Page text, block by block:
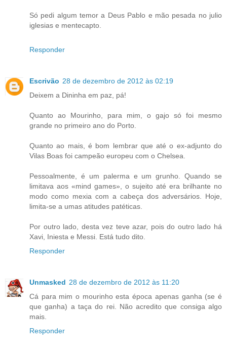
Só pedi algum temor a Deus Pablo e mão pesada no julio
iglesias e mentecapto.
Responder
Escrivão 28 de dezembro de 2012 às 02:19
Deixem a Dininha em paz, pá!
Quanto ao Mourinho, para mim, o gajo só foi mesmo
grande no primeiro ano do Porto.
Quanto ao mais, é bom lembrar que até o ex-adjunto do
Vilas Boas foi campeão europeu com o Chelsea.
Pessoalmente, é um palerma e um grunho. Quando se
limitava aos «mind games», o sujeito até era brilhante no
modo como mexia com a cabeça dos adversários. Hoje,
limita-se a umas atitudes patéticas.
Por outro lado, desta vez teve azar, pois do outro lado há
Xavi, Iniesta e Messi. Está tudo dito.
Responder
Unmasked 28 de dezembro de 2012 às 11:20
Cá para mim o mourinho esta época apenas ganha (se é
que ganha) a taça do rei. Não acredito que consiga algo
mais.
Responder